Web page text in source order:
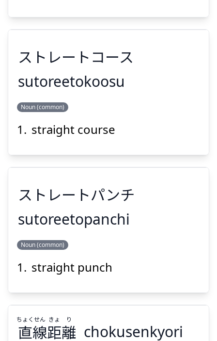
Suspend
ストレートコース
Suspend
ストレートコース
sutoreetokoosu
Noun (common)
straight course
ストレートパンチ
ストレートパンチ
sutoreetopanchi
Noun (common)
straight punch
直線距離
ちょくせん きょ り
chokusenkyori